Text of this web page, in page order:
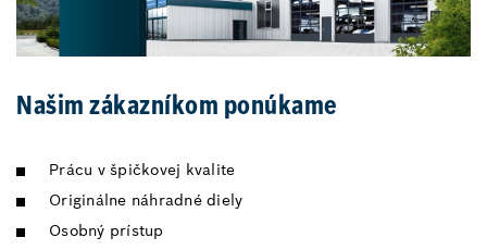
Našim zákazníkom ponúkame
Prácu v špičkovej kvalite
Originálne náhradné diely
Osobný prístup